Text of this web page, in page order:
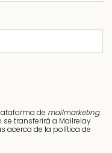
de mailmarketing.
transferirá a Mailrelay
acerca de la política de